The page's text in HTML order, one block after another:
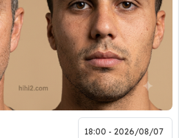
2026/08/07 - 18:00